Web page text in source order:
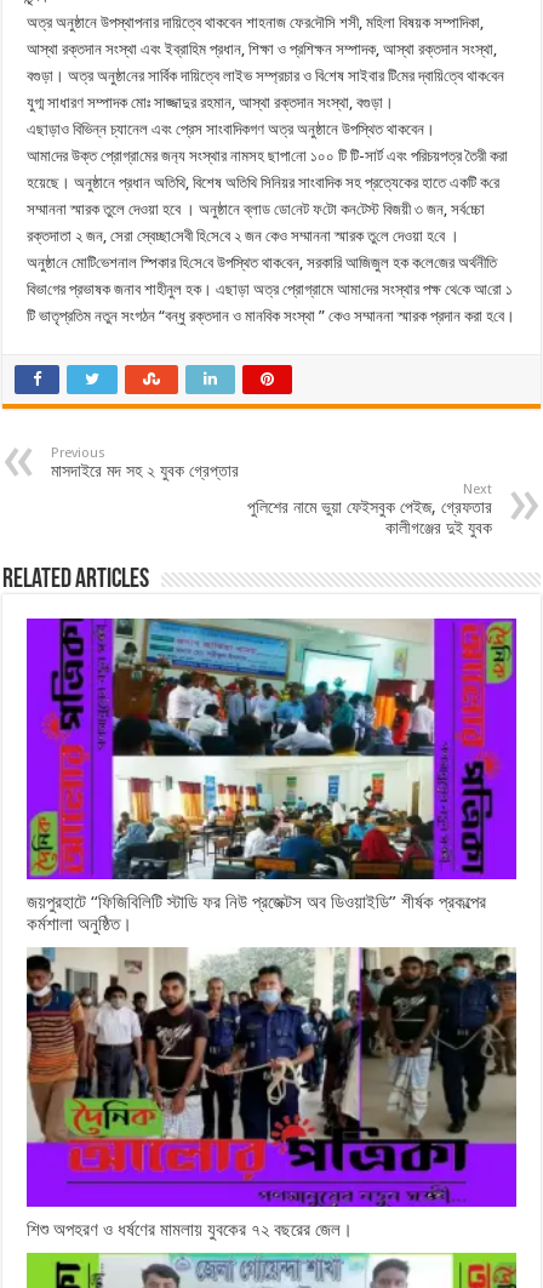
অত্র অনুষ্ঠানে উপস্থাপনার দায়িত্বে থাকবেন শাহনাজ ফের‌দৌ‌সি শসী, মহিলা বিষয়ক সম্পাদিকা,
আস্থা রক্তদান সংস্থা এবং ইব্রা‌হিম প্রধান, শিক্ষা ও প্রশিক্ষন সম্পাদক, আস্থা রক্তদান সংস্থা,
বগুড়া। অত্র অনুষ্ঠা‌নের সার্বিক দায়িত্বে লাইভ সম্প্রচার ও বি‌শেষ সাইবার টি‌মের দ্বা‌য়ি‌ত্বে থাক‌বেন
যুগ্ম সাধারণ সম্পাদক মোঃ সাজ্জাদুর রহমান, আস্থা রক্তদান সংস্থা, বগুড়া।
এছাড়াও বিভিন্ন চ্যানেল এবং প্রেস সাংবাদিকগণ অত্র অনুষ্ঠানে উপস্থিত থাকবেন।
আমা‌দের উক্ত প্রোগ্রা‌মের জন‌্য সংস্থার নামসহ ছাপা‌নো ১০০ টি টি-সার্ট এবং পরিচয়পত্র তৈরী করা
হয়েছে। অনুষ্ঠানে প্রধান অতিথি, বিশেষ অতিথি সিনিয়র সাংবাদিক সহ প্রত্যেকের হাতে একটি ক‌রে
সম্মাননা স্মারক তুলে দেওয়া হবে । অনুষ্ঠানে ব্লাড ডো‌নেট ফ‌টো কন‌টেস্ট বিজয়ী ৩ জন, সর্ব‌চ্চো
রক্তদাতা ২ জন, সেরা স্বেচ্ছা‌সেবী হি‌সে‌বে ২ জন কেও সম্মাননা স্মারক তু‌লে দেওয়া হ‌বে ।
অনুষ্ঠা‌নে মো‌টি‌ভেশনাল স্পিকার হি‌সে‌বে উপ‌স্থিত থাক‌বেন, সরকা‌রি আ‌জিজুল হক ক‌লে‌জের অর্থনী‌তি
বিভা‌গের প্রভাষক জনাব শাহীনুল হক। এছাড়া অত্র প্রোগ্রামে আমা‌দের সংস্থার পক্ষ থে‌কে আ‌রো ১
টি ভাতৃপ্রতিম নতুন সংগঠন “বন্ধু রক্তদান ও মান‌বিক সংস্থা ” কেও সম্মাননা স্মারক প্রদান করা হ‌বে।
Previous
মাসদাইরে মদ সহ ২ যুবক গ্রেপ্তার
Next
পুলিশের নামে ভুয়া ফেইসবুক পেইজ, গ্রেফতার
কালীগঞ্জের দুই যুবক
Related Articles
জয়পুরহাটে “ফিজিবিলিটি স্টাডি ফর নিউ প্রজেক্টস অব ডিওয়াইডি” শীর্ষক প্রকল্পের
কর্মশালা অনুষ্ঠিত।
শিশু অপহরণ ও ধর্ষণের মামলায় যুবকের ৭২ বছরের জেল।